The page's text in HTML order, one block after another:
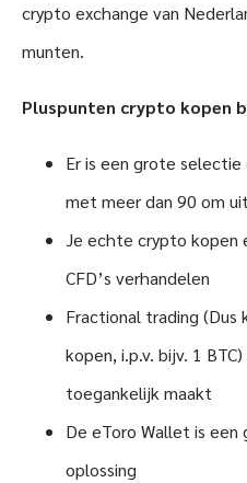
crypto exchange van
munten.
Pluspunten crypto kopen
Er is een grote
met meer dan 90 om
Je echte crypto kopen
CFD’s verhandelen
Fractional trading (Dus
kopen, i.p.v. bijv. 1
toegankelijk maakt
De eToro Wallet is
oplossing